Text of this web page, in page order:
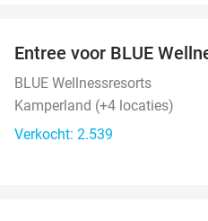
Entree voor BLUE
BLUE Wellnessresorts
Kamperland (+4 locaties)
Verkocht: 2.539